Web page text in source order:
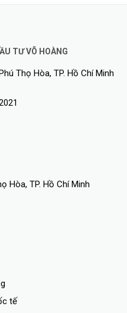
TƯ VÕ HOÀNG
Thọ Hòa, TP. Hồ Chí Minh
Hòa, TP. Hồ Chí Minh
tế